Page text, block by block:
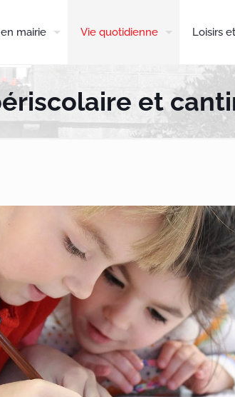
mairie Vie quotidienne Loisirs
et